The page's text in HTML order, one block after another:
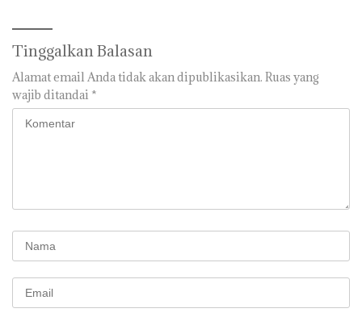
Tinggalkan Balasan
Alamat email Anda tidak akan dipublikasikan. Ruas yang
wajib ditandai *